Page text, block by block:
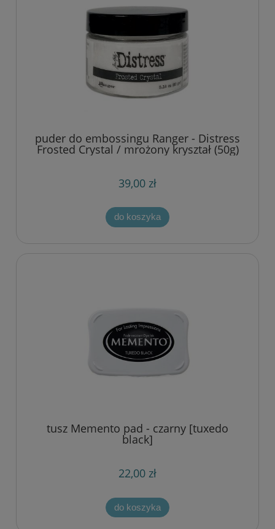
puder do embossingu Ranger - Distress
Frosted Crystal / mrożony kryształ (50g)
39,00 zł
do koszyka
tusz Memento pad - czarny [tuxedo
black]
22,00 zł
do koszyka